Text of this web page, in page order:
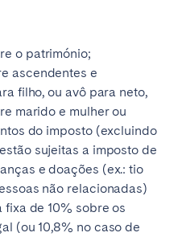
o património;
ascendentes e
filho, ou avô para neto,
marido e mulher ou
do imposto (excluindo
sujeitas a imposto de
e doações (ex.: tio
não relacionadas)
de 10% sobre os
(ou 10,8% no caso de